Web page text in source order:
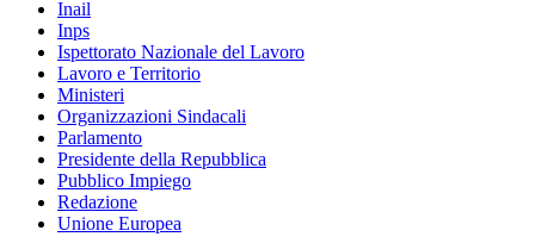
Inail
Inps
Ispettorato Nazionale del Lavoro
Lavoro e Territorio
Ministeri
Organizzazioni Sindacali
Parlamento
Presidente della Repubblica
Pubblico Impiego
Redazione
Unione Europea